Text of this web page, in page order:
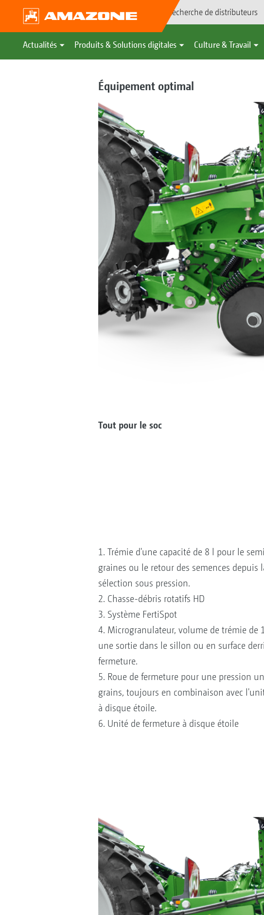
Recherche de distributeurs
Actualités Produits & Solutions digitales Culture & Travail
Équipement optimal
Tout pour le soc
1. Trémie d'une capacité de 8 l pour le
graines ou le retour des semences depuis
sélection sous pression.
2. Chasse-débris rotatifs HD
3. Système FertiSpot
4. Microgranulateur, volume de trémie de
une sortie dans le sillon ou en surface
fermeture.
5. Roue de fermeture pour une pression
grains, toujours en combinaison avec
à disque étoile.
6. Unité de fermeture à disque étoile